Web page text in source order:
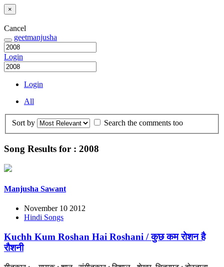
×
Cancel
geetmanjusha
Login
Login
All
Sort by Search the comments too
Song Results for : 2008
Manjusha Sawant
November 10 2012
Hindi Songs
Kuchh Kum Roshan Hai Roshani / कुछ कम रोशन है
रौशनी